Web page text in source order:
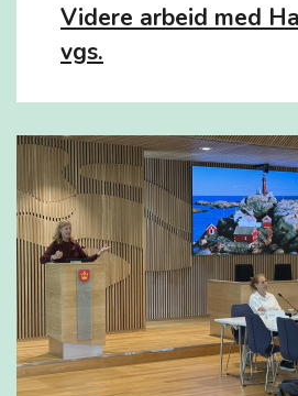
Videre arbeid med
vgs.